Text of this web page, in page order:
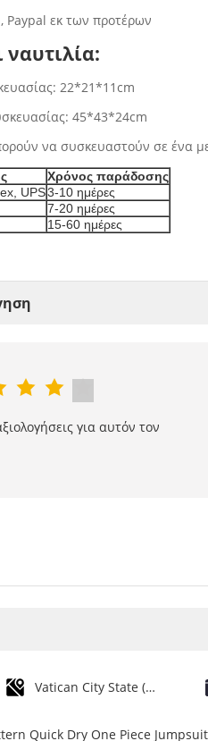
Paypal εκ των προτέρων
22*21*11cm
45*43*24cm
να συσκευαστούν σε ένα
Χρόνος παράδοσης
UPS3-10 ημέρες
7-20 ημέρες
15-60 ημέρες
για αυτόν τον
Vatican City State (Holy See)
Quick Dry One Piece